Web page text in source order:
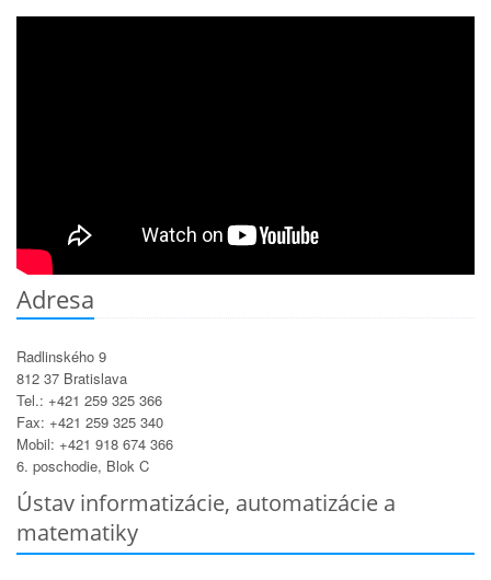
Adresa
Radlinského 9
812 37 Bratislava
Tel.: +421 259 325 366
Fax: +421 259 325 340
Mobil: +421 918 674 366
6. poschodie, Blok C
Ústav informatizácie, automatizácie a
matematiky